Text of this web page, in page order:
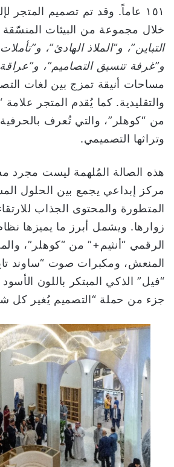
١٥١ عاماً. وقد تم تصميم المتجر
خلال مجموعة من البيئات
التباين”، و”الملاذ الهادئ”،
و”غرفة تنسيق التصاميم”،
مساحات أنيقة تمزج بين لغات
والتقليدية. كما يُقدم المتجر علامة
من “كوهلر”، والتي تُعرف بالحرفية
وتراثها التصميمي.
هذه الصالة المُلهمة ليست مجرد
مركز إبداعي يجمع بين الحلول
المتطورة والمحتوى الجذاب
زوارها. ويشمل أبرز ما يميزها
الرقمي “أنثيم+” من “كوهلر”،
المنعش، ومكبرات صوت “ساوند
“فيل” الذكي المبتكر باللون
جزء من حملة “التصميم يُغير كل